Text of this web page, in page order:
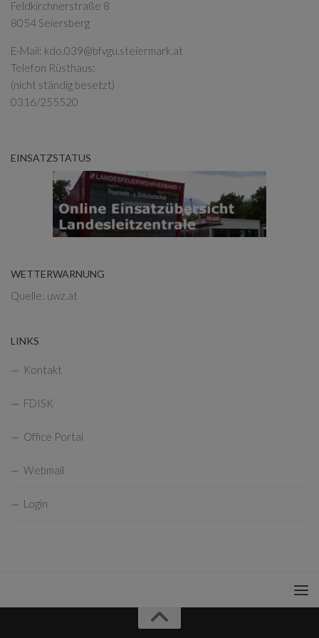
Feldkirchnerstraße 8
8054 Seiersberg
E-Mail: kdo.039@bfvgu.steiermark.at
Telefon Rüsthaus:
(nicht ständig besetzt)
0316/255520
EINSATZSTATUS
WETTERWARNUNG
Quelle: uwz.at
LINKS
Kontakt
FDISK
Office Portal
Webmail
Login